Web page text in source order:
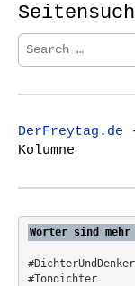
S
e
r
h
f
r
DerFreytag.de
Kolumne
Wörter sind
#DichterUndDenker
#Tondichter